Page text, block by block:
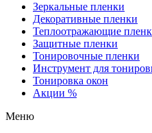
Зеркальные пленки
Декоративные пленки
Теплоотражающие
Защитные пленки
Тонировочные пленки
Инструмент для
Тонировка окон
Акции %
Меню